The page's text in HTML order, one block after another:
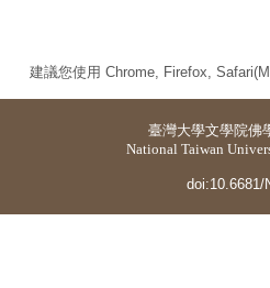
建議您使用 Chrome, Firefox,
臺灣大學文學院佛
National Taiwan
doi:10.6681/